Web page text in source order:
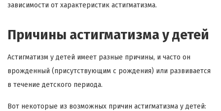
зависимости от характеристик астигматизма.
Причины астигматизма у детей
Астигматизм у детей имеет разные причины, и часто он
врожденный (присутствующим с рождения) или развивается
в течение детского периода.
Вот некоторые из возможных причин астигматизма у детей: